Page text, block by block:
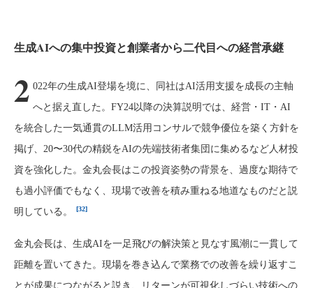
生成AIへの集中投資と創業者から二代目への経営承継
2 022年の生成AI登場を境に、同社はAI活用支援を成長の主軸
へと据え直した。FY24以降の決算説明では、経営・IT・AI
を統合した一気通貫のLLM活用コンサルで競争優位を築く方針を
掲げ、20〜30代の精鋭をAIの先端技術者集団に集めるなど人材投
資を強化した。金丸会長はこの投資姿勢の背景を、過度な期待で
も過小評価でもなく、現場で改善を積み重ねる地道なものだと説
明している。
[32]
金丸会長は、生成AIを一足飛びの解決策と見なす風潮に一貫して
距離を置いてきた。現場を巻き込んで業務での改善を繰り返すこ
とが成果につながると説き、リターンが可視化しづらい技術への